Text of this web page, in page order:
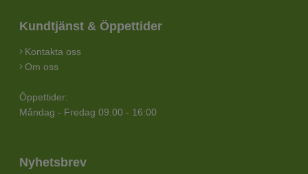
Kundtjänst & Öppettider
Kontakta oss
Om oss
Öppettider:
Måndag - Fredag 09.00 - 16:00
Nyhetsbrev